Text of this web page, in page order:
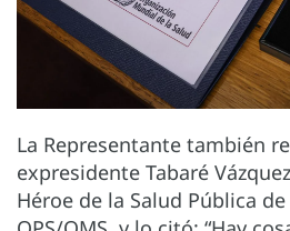
La Representante también
expresidente Tabaré
Héroe de la Salud Pública